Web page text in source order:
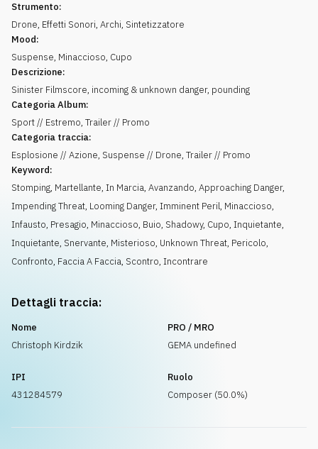
Strumento:
Drone, Effetti Sonori, Archi, Sintetizzatore
Mood:
Suspense, Minaccioso, Cupo
Descrizione:
Sinister Filmscore, incoming & unknown danger, pounding
Categoria Album:
Sport // Estremo, Trailer // Promo
Categoria traccia:
Esplosione // Azione, Suspense // Drone, Trailer // Promo
Keyword:
Stomping, Martellante, In Marcia, Avanzando, Approaching Danger,
Impending Threat, Looming Danger, Imminent Peril, Minaccioso,
Infausto, Presagio, Minaccioso, Buio, Shadowy, Cupo, Inquietante,
Inquietante, Snervante, Misterioso, Unknown Threat, Pericolo,
Confronto, Faccia A Faccia, Scontro, Incontrare
Dettagli traccia:
Nome
Christoph Kirdzik
PRO / MRO
GEMA undefined
IPI
431284579
Ruolo
Composer (50.0%)